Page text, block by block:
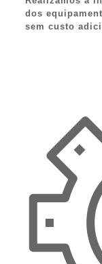
dos
sem custo